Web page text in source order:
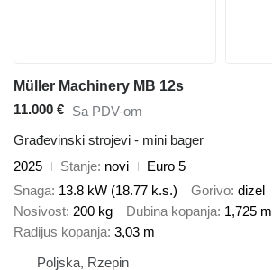
Müller Machinery MB 12s
11.000 € Sa PDV-om
Građevinski strojevi - mini bager
2025
Stanje novi
Euro 5
Snaga 13.8 kW (18.77 k.s.) Gorivo dizel
Nosivost 200 kg Dubina kopanja 1,725 m
Radijus kopanja 3,03 m
Poljska, Rzepin